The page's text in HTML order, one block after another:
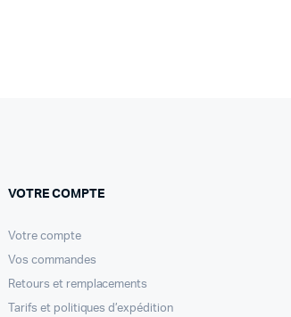
VOTRE COMPTE
Votre compte
Vos commandes
Retours et remplacements
Tarifs et politiques d’expédition